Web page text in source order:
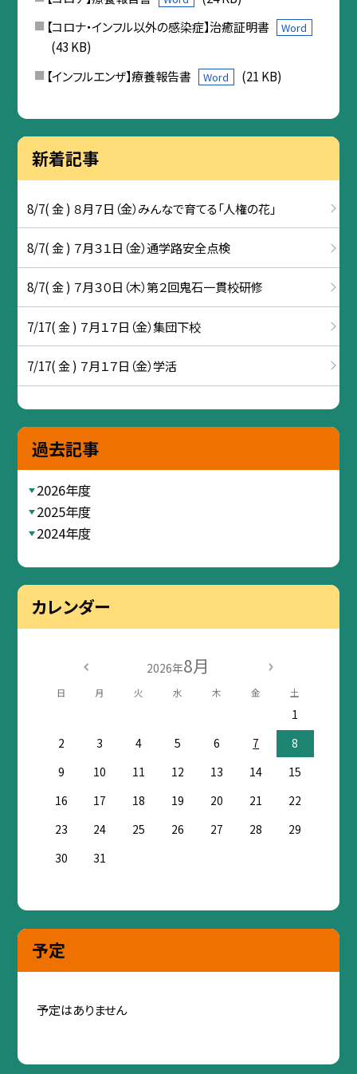
【コロナ・インフル以外の感染症】治癒証明書
Word
(43 KB)
【インフルエンザ】療養報告書
Word (21 KB)
新着記事
8/7( 金 ) ８月７日（金）みんなで育てる「人権の花」
8/7( 金 ) ７月３１日（金）通学路安全点検
8/7( 金 ) ７月３０日（木）第２回鬼石一貫校研修
7/17( 金 ) ７月１７日（金）集団下校
7/17( 金 ) ７月１７日（金）学活
過去記事
2026年度
2025年度
2024年度
カレンダー
2026年8月
日 月 火 水 木 金 土
1
2
3 4 5 6 7
8
9
10 11 12 13 14
15
16
17 18 19 20 21
22
23
24 25 26 27 28
29
30
31
予定
予定はありません